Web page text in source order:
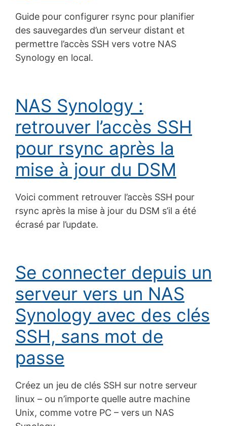
Guide pour configurer rsync pour planifier
des sauvegardes d’un serveur distant et
permettre l’accès SSH vers votre NAS
Synology en local.
NAS Synology :
retrouver l’accès SSH
pour rsync après la
mise à jour du DSM
Voici comment retrouver l’accès SSH pour
rsync après la mise à jour du DSM s’il a été
écrasé par l’update.
Se connecter depuis un
serveur vers un NAS
Synology avec des clés
SSH, sans mot de
passe
Créez un jeu de clés SSH sur notre serveur
linux – ou n’importe quelle autre machine
Unix, comme votre PC – vers un NAS